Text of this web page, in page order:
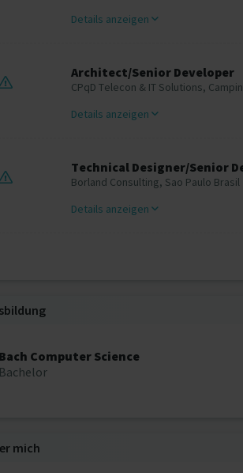
Details anzeigen
Architect/Senior Developer
CPqD Telecon & IT Solutions,
Details anzeigen
Technical Designer/Senior
Borland Consulting, Sao Paulo Brasil
Details anzeigen
Bach Computer Science
Bachelor
mich